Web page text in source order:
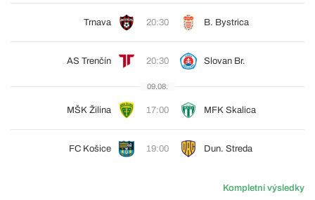
Trnava 20:30 B. Bystrica
AS Trenčín 20:30 Slovan Br.
09.08.
MŠK Žilina 17:00 MFK Skalica
FC Košice 19:00 Dun. Streda
Kompletní výsledky